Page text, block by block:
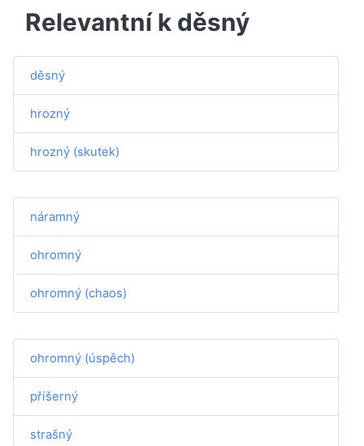
Relevantní k děsný
děsný
hrozný
hrozný (skutek)
náramný
ohromný
ohromný (chaos)
ohromný (úspěch)
příšerný
strašný